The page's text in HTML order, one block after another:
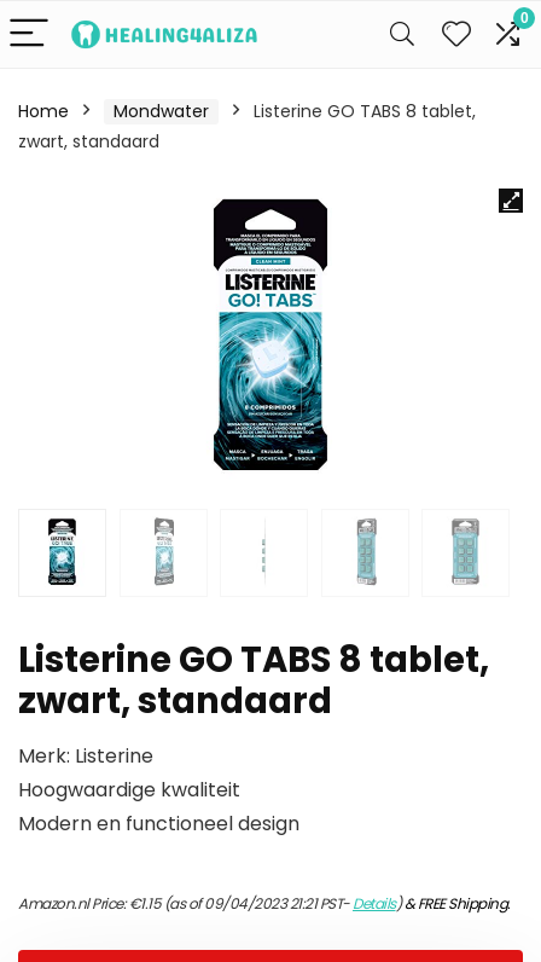
0
Home Mondwater
Listerine GO TABS 8 tablet,
zwart, standaard
Listerine GO TABS 8 tablet,
zwart, standaard
Merk: Listerine
Hoogwaardige kwaliteit
Modern en functioneel design
Amazon.nl Price:€1.15(as of 09/04/2023 21:21 PST-Details)&FREE Shipping.